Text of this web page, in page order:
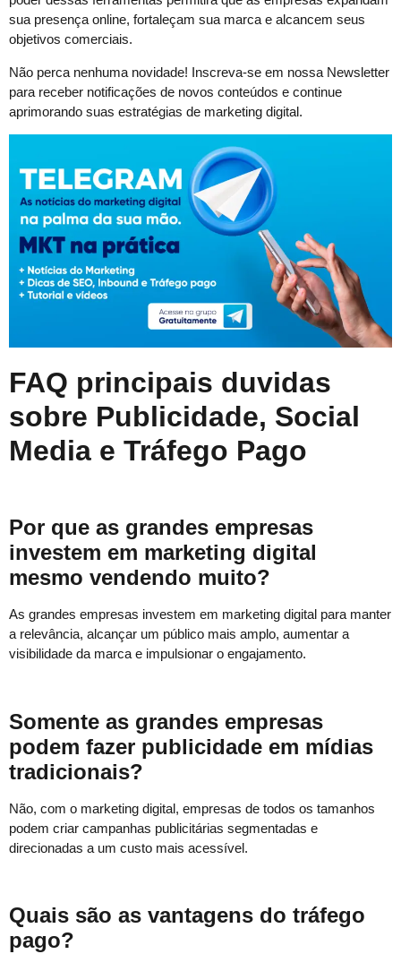
sua presença online, fortaleçam sua marca e alcancem seus
objetivos comerciais.
Não perca nenhuma novidade! Inscreva-se em nossa Newsletter
para receber notificações de novos conteúdos e continue
aprimorando suas estratégias de marketing digital.
FAQ principais duvidas
sobre Publicidade, Social
Media e Tráfego Pago
Por que as grandes empresas
investem em marketing digital
mesmo vendendo muito?
As grandes empresas investem em marketing digital para manter
a relevância, alcançar um público mais amplo, aumentar a
visibilidade da marca e impulsionar o engajamento.
Somente as grandes empresas
podem fazer publicidade em mídias
tradicionais?
Não, com o marketing digital, empresas de todos os tamanhos
podem criar campanhas publicitárias segmentadas e
direcionadas a um custo mais acessível.
Quais são as vantagens do tráfego
pago?